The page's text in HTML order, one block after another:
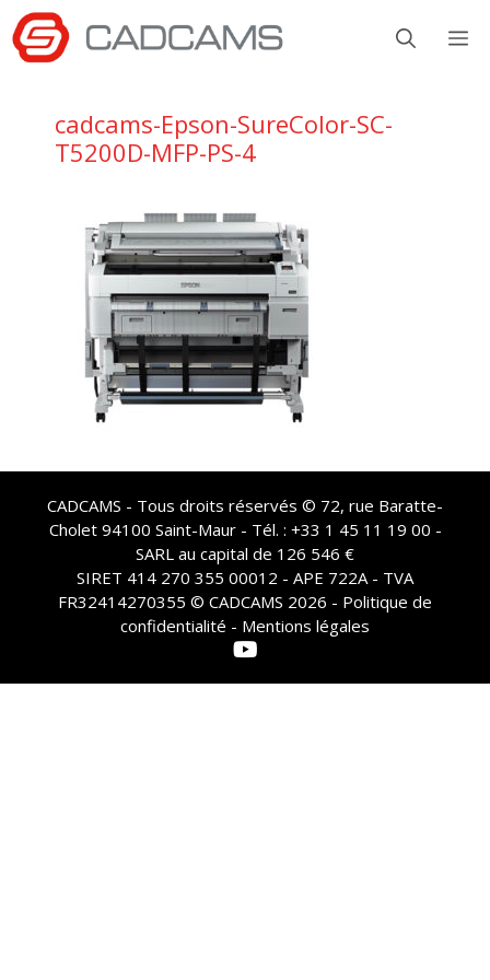
Aller
au
contenu
cadcams-Epson-SureColor-SC-
T5200D-MFP-PS-4
CADCAMS - Tous droits réservés © 72, rue Baratte-
Cholet 94100 Saint-Maur - Tél. : +33 1 45 11 19 00 -
SARL au capital de 126 546 €
SIRET 414 270 355 00012 - APE 722A - TVA
FR32414270355 © CADCAMS 2026 - Politique de
confidentialité - Mentions légales